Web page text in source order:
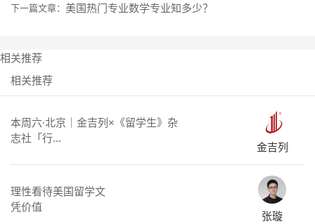
下一篇文章： 美国热门专业数学专业知多少？
相关推荐
相关推荐
本周六·北京｜金吉列×《留学生》杂
志社「行...
金吉列
理性看待美国留学文
凭价值
张璇